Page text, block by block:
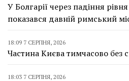
У Болгарії через падіння
показався давній римський
18:09 7 СЕРПНЯ, 2026
Частина Києва тимчасово без
18:03 7 СЕРПНЯ, 2026